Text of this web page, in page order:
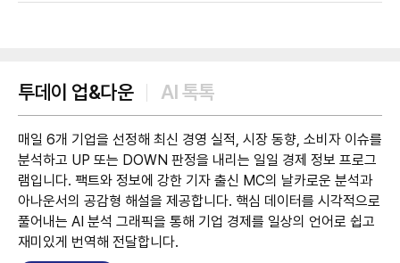
투데이 업&다운 AI 톡톡
매일 6개 기업을 선정해 최신 경영 실적, 시장 동향, 소비자 이슈를
분석하고 UP 또는 DOWN 판정을 내리는 일일 경제 정보 프로그
램입니다. 팩트와 정보에 강한 기자 출신 MC의 날카로운 분석과
아나운서의 공감형 해설을 제공합니다. 핵심 데이터를 시각적으로
풀어내는 AI 분석 그래픽을 통해 기업 경제를 일상의 언어로 쉽고
재미있게 번역해 전달합니다.